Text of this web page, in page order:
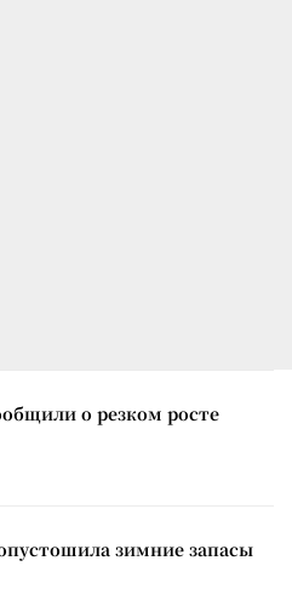
о резком росте
зимние запасы